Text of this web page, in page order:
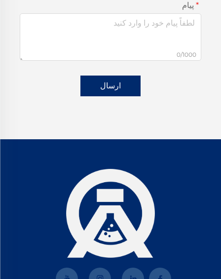
پیام
0/1000
ارسال